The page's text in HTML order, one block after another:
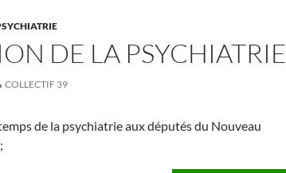
DE LA PSYCHIATRIE
COLLECTIF 39
de la psychiatrie aux députés du Nouveau